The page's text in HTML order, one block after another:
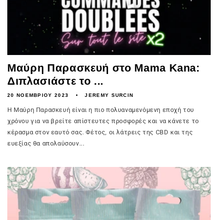
Μαύρη Παρασκευή στο Mama Kana:
Διπλασιάστε το ...
20 ΝΟΕΜΒΡΊΟΥ 2023 JEREMY SURCIN
Η Μαύρη Παρασκευή είναι η πιο πολυαναμενόμενη εποχή του
χρόνου για να βρείτε απίστευτες προσφορές και να κάνετε το
κέρασμα στον εαυτό σας. Φέτος, οι λάτρεις της CBD και της
ευεξίας θα απολαύσουν...